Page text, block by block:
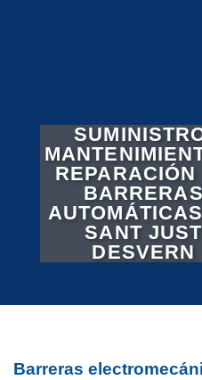
REPARACIÓN
BARRERAS
SANT JUST
DESVERN
Barreras